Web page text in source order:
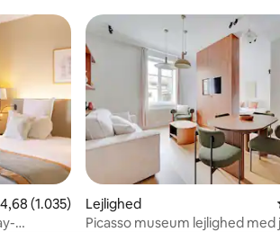
omtaler
ud af 5 i gennemsnitlig bedømmelse,
4,68 (1.035)
Lejlighed
Picasso museum lejlighed med